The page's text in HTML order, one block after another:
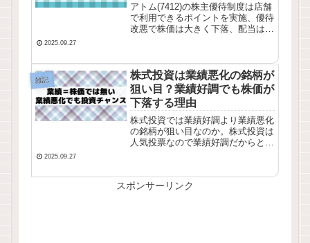
アトム(7412)の株主優待制度は店舗
で利用できるポイントを実施、優待
改悪で株価は大きく下落、配当は連
してみました。
2025.09.27
雑記
株式投資は業績悪化の銘柄が
狙い目？業績好調でも株価が
下落する理由
株式投資では業績好調より業績悪化
の銘柄が狙い目なのか。株式投資は
人気投票なので業績好調だからと言
ついて考えてみました。株式投資で
は人気銘柄・注目銘柄を避けるのも
2025.09.27
スポンサーリンク